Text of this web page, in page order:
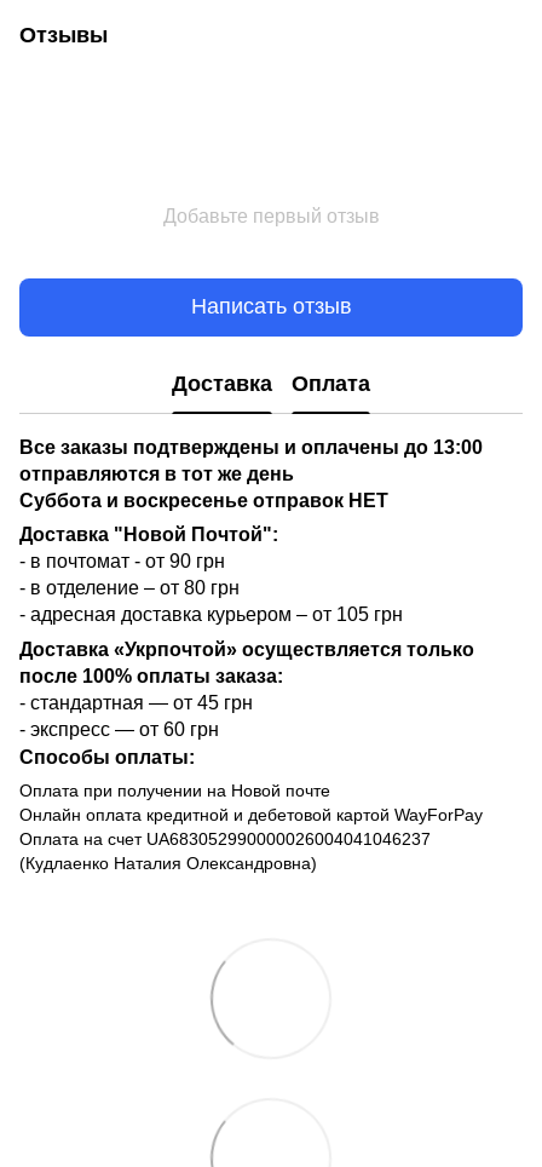
Отзывы
Добавьте первый отзыв
Написать отзыв
Доставка Оплата
Все заказы подтверждены и оплачены до 13:00
отправляются в тот же день
Суббота и воскресенье отправок НЕТ
Доставка "Новой Почтой":
- в почтомат - от 90 грн
- в отделение – от 80 грн
- адресная доставка курьером – от 105 грн
Доставка «Укрпочтой» осуществляется только
после 100% оплаты заказа:
- стандартная — от 45 грн
- экспресс — от 60 грн
Способы оплаты:
Оплата при получении на Новой почте
Онлайн оплата кредитной и дебетовой картой WayForPay
Оплата на счет UA683052990000026004041046237
(Кудлаенко Наталия Олександровна)